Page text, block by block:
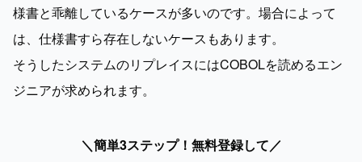
様書と乖離しているケースが多いのです。場合によって
は、仕様書すら存在しないケースもあります。
そうしたシステムのリプレイスにはCOBOLを読めるエン
ジニアが求められます。
＼簡単3ステップ！無料登録して／